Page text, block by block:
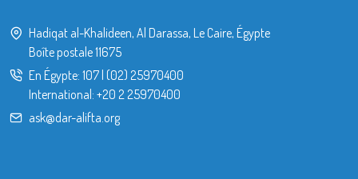
Hadiqat al-Khalideen, Al Darassa, Le Caire, Égypte
Boîte postale 11675
En Égypte: 107| (02) 25970400
International: +20 2 25970400
ask@dar-alifta.org